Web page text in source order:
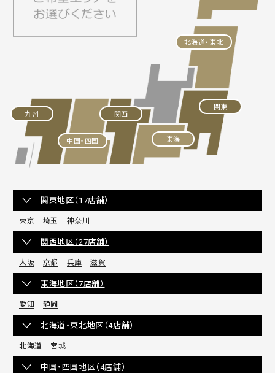
北海道・東北
関東
東海
関西
中国・四国
九州
関東地区（17店舗）
東京 埼玉 神奈川
関西地区（27店舗）
大阪 京都 兵庫 滋賀
東海地区（7店舗）
愛知 静岡
北海道・東北地区（4店舗）
北海道 宮城
中国・四国地区（4店舗）